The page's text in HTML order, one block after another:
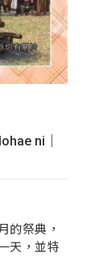
ni｜
的祭典，
天，並特